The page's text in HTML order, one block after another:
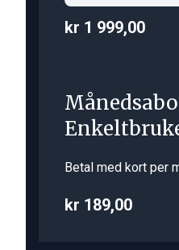
kr 1 999,00
Betal med kort per
kr 189,00